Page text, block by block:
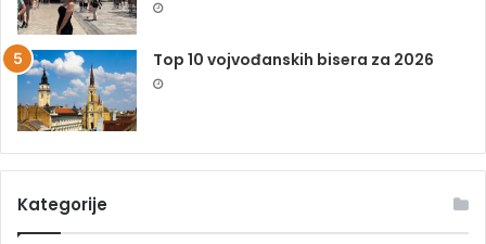
Top 10 vojvođanskih bisera za 2026
Kategorije